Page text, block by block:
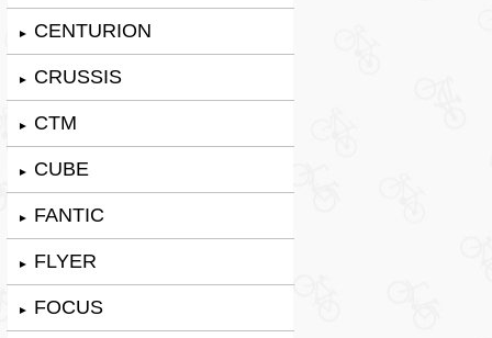
► CENTURION
► CRUSSIS
► CTM
► CUBE
► FANTIC
► FLYER
► FOCUS